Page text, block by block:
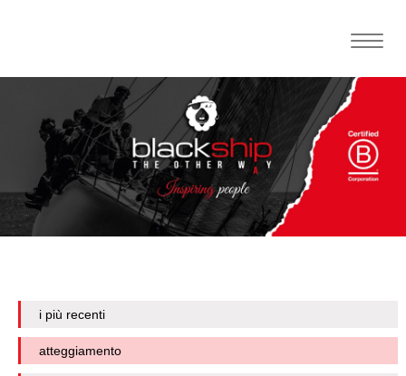
Toggle
i più recenti
atteggiamento